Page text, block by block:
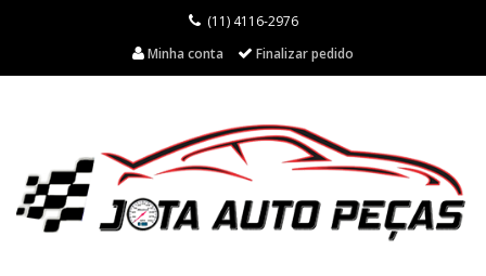
(11) 4116-2976
Minha conta
Finalizar pedido